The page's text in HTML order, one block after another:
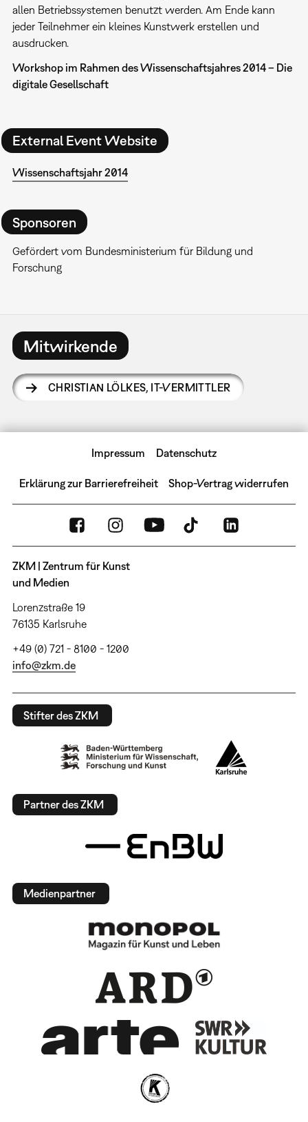
allen Betriebssystemen benutzt werden. Am Ende kann
jeder Teilnehmer ein kleines Kunstwerk erstellen und
ausdrucken.
Workshop im Rahmen des Wissenschaftsjahres 2014 – Die
digitale Gesellschaft
External Event Website
Wissenschaftsjahr 2014
Sponsoren
Gefördert vom Bundesministerium für Bildung und
Forschung
Mitwirkende
CHRISTIAN LÖLKES, IT-VERMITTLER
Impressum Datenschutz
Erklärung zur Barrierefreiheit Shop-Vertrag widerrufen
ZKM | Zentrum für Kunst
und Medien
Lorenzstraße 19
76135 Karlsruhe
+49 (0) 721 - 8100 - 1200
info@zkm.de
Stifter des ZKM
Partner des ZKM
Medienpartner